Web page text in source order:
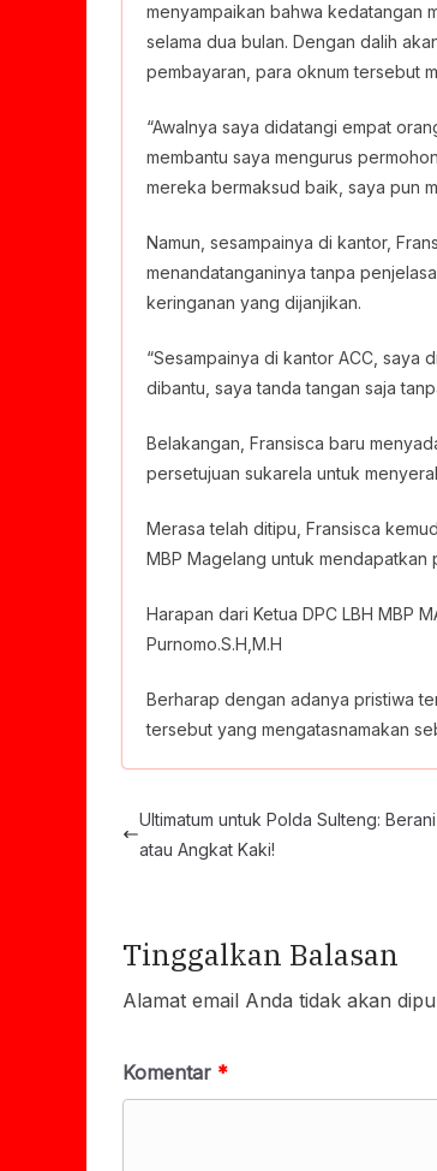
menyampaikan bahwa kedatangan
selama dua bulan. Dengan dalih
pembayaran, para oknum tersebut
“Awalnya saya didatangi empat
membantu saya mengurus
mereka bermaksud baik, saya pun
Namun, sesampainya di kantor,
menandatanganinya tanpa
keringanan yang dijanjikan.
“Sesampainya di kantor ACC, saya
dibantu, saya tanda tangan saja
Belakangan, Fransisca baru
persetujuan sukarela untuk
Merasa telah ditipu, Fransisca
MBP Magelang untuk mendapatkan
Harapan dari Ketua DPC LBH MBP
Purnomo.S.H,M.H
Berharap dengan adanya pristiwa
tersebut yang mengatasnamakan
Ultimatum untuk Polda Sulteng:
atau Angkat Kaki!
Tinggalkan Balasan
Alamat email Anda tidak akan
Komentar *